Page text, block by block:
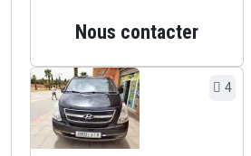
Nous contacter
4